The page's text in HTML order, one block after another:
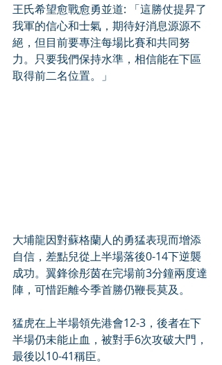
王氏希望愈戰愈勇並道: 「這勝仗提昇了
我軍的信心和士氣，期待好消息源源不
絕，但目前要專注每場比賽和共同努
力。只要我們保持水準，相信能在下區
取得前二名位置。」
大埔龍因對蘇格蘭人的勇猛表現而增添
自信，差點兒從上半場落後0-14下逆襲
成功。翼鋒徐彤茵在完場前3分鐘兩度達
陣，可惜距離今季首勝仍鞭長莫及。
猛虎在上半場領先港會12-3，後者在下
半場仍未能止血，被對手6次攻破大門，
最後以10-41稱臣。